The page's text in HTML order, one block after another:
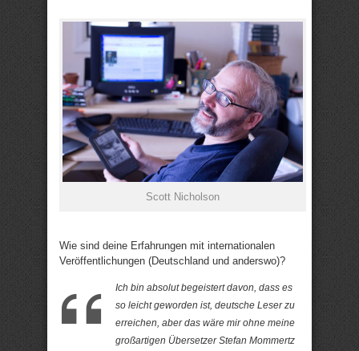
Scott Nicholson
Wie sind deine Erfahrungen mit internationalen
Veröffentlichungen (Deutschland und anderswo)?
Ich bin absolut begeistert davon, dass es
so leicht geworden ist, deutsche Leser zu
erreichen, aber das wäre mir ohne meine
großartigen Übersetzer Stefan Mommertz